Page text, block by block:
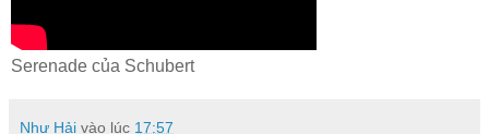
Serenade của Schubert
Như Hải vào lúc 17:57